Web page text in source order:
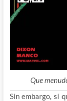
Que
Sin embargo, si